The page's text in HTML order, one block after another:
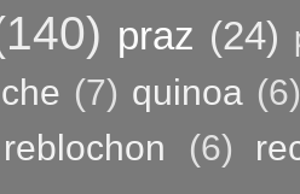
praz (24)
(7) quinoa
reblochon (6)